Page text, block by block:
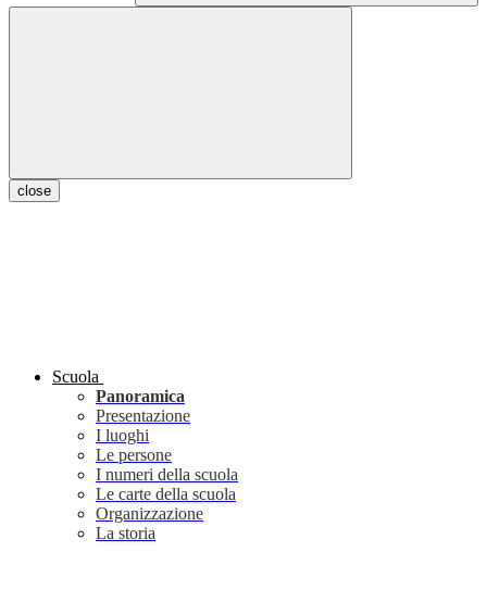
close
Scuola
Panoramica
Presentazione
I luoghi
Le persone
I numeri della scuola
Le carte della scuola
Organizzazione
La storia